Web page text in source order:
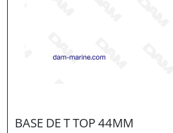
BASE DE T TOP 44MM